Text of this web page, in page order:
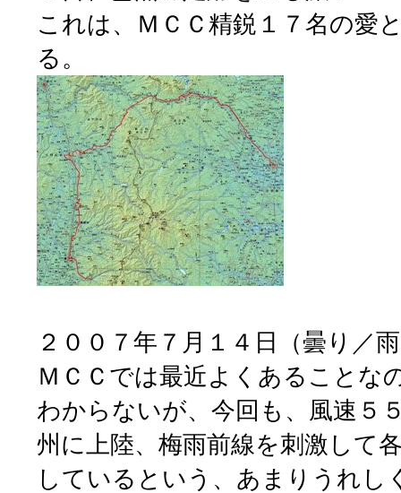
これは、ＭＣＣ精鋭１７名の愛
る。
２００７年７月１４日（曇り／
ＭＣＣでは最近よくあることな
わからないが、今回も、風速５
州に上陸、梅雨前線を刺激して
しているという、あまりうれし